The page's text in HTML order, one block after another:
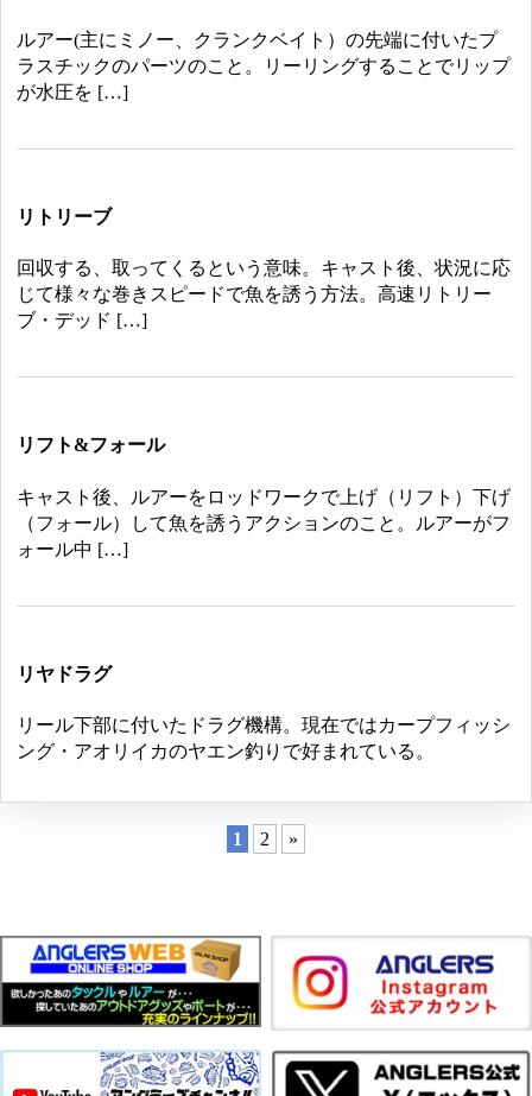
ルアー(主にミノー、クランクベイト）の先端に付いたプ
ラスチックのパーツのこと。リーリングすることでリップ
が水圧を […]
リトリーブ
回収する、取ってくるという意味。キャスト後、状況に応
じて様々な巻きスピードで魚を誘う方法。高速リトリー
ブ・デッド […]
リフト&フォール
キャスト後、ルアーをロッドワークで上げ（リフト）下げ
（フォール）して魚を誘うアクションのこと。ルアーがフ
ォール中 […]
リヤドラグ
リール下部に付いたドラグ機構。現在ではカープフィッシ
ング・アオリイカのヤエン釣りで好まれている。
1 2 »